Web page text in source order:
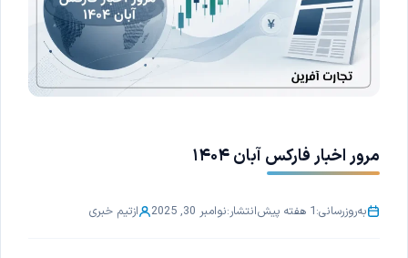
مرور اخبار فارکس آبان ۱۴۰۴
به‌روزرسانی:1 هفته پیش انتشار:نوامبر 30, 2025 ازتیم خبری